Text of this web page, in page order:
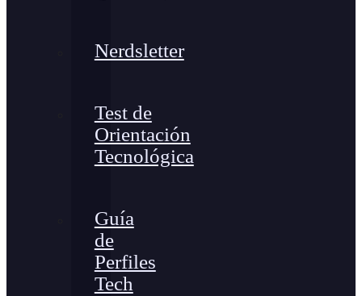
Nerdsletter
Test de
Orientación
Tecnológica
Guía
de
Perfiles
Tech